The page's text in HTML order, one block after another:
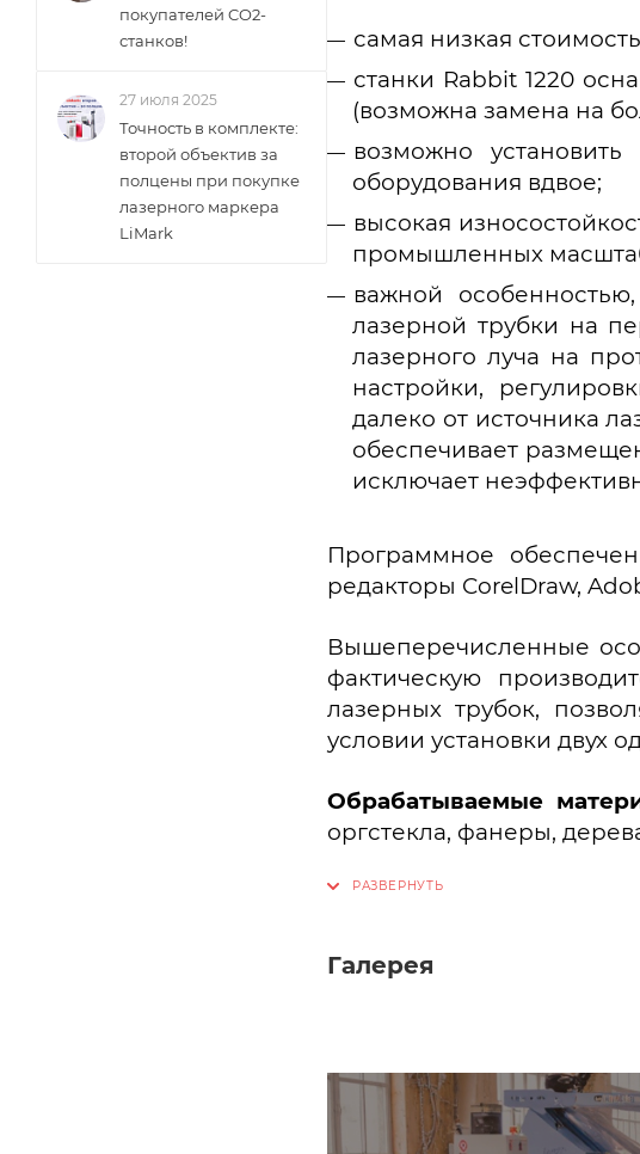
самая низкая
станки Rabbit 1220
(возможна замена на
возможно
оборудования вдвое;
высокая
промышленных
важной
лазерной трубки на
лазерного луча на
настройки,
далеко от источника
обеспечивает
исключает
Программное
редакторы CorelDraw,
Вышеперечисленные
фактическую
лазерных трубок,
условии установки двух
Обрабатываемые
оргстекла, фанеры,
Галерея
покупателей CO2-
станков!
27 июля 2025
Точность в комплекте:
второй объектив за
полцены при покупке
лазерного маркера
LiMark